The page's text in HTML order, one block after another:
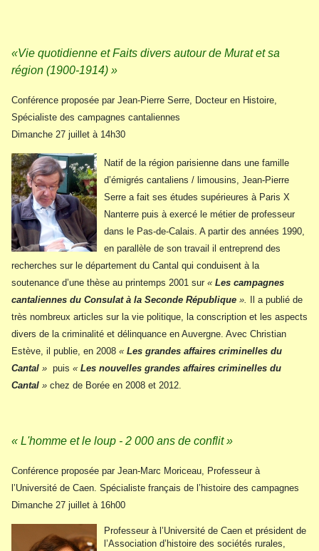
«Vie quotidienne et Faits divers autour de Murat et sa
région (1900-1914) »
Conférence proposée par Jean-Pierre Serre, Docteur en Histoire,
Spécialiste des campagnes cantaliennes
Dimanche 27 juillet à 14h30
Natif de la région parisienne dans une famille
d’émigrés cantaliens / limousins, Jean-Pierre
Serre a fait ses études supérieures à Paris X
Nanterre puis à exercé le métier de professeur
dans le Pas-de-Calais. A partir des années 1990,
en parallèle de son travail il entreprend des
recherches sur le département du Cantal qui conduisent à la
soutenance d’une thèse au printemps 2001 sur « Les campagnes
cantaliennes du Consulat à la Seconde République ». Il a publié de
très nombreux articles sur la vie politique, la conscription et les aspects
divers de la criminalité et délinquance en Auvergne. Avec Christian
Estève, il publie, en 2008 « Les grandes affaires criminelles du
Cantal » puis « Les nouvelles grandes affaires criminelles du
Cantal » chez de Borée en 2008 et 2012.
« L'homme et le loup - 2 000 ans de conflit »
Conférence proposée par Jean-Marc Moriceau, Professeur à
l’Université de Caen. Spécialiste français de l’histoire des campagnes
Dimanche 27 juillet à 16h00
Professeur à l’Université de Caen et président de
l’Association d’histoire des sociétés rurales,